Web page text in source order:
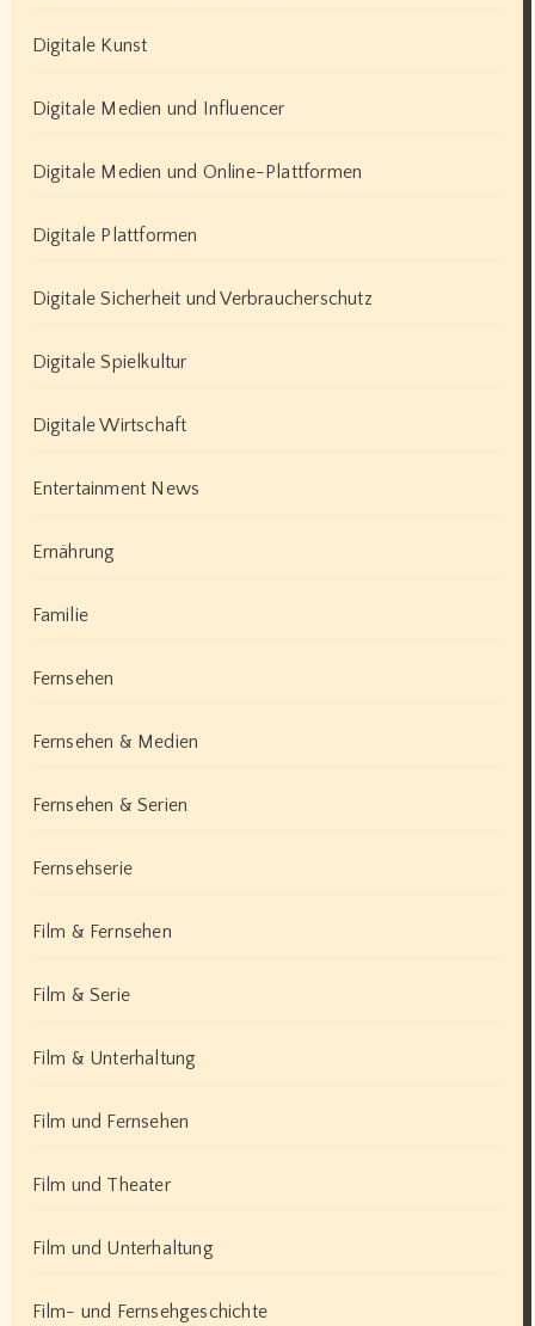
Digitale Kunst
Digitale Medien und Influencer
Digitale Medien und Online-Plattformen
Digitale Plattformen
Digitale Sicherheit und Verbraucherschutz
Digitale Spielkultur
Digitale Wirtschaft
Entertainment News
Ernährung
Familie
Fernsehen
Fernsehen & Medien
Fernsehen & Serien
Fernsehserie
Film & Fernsehen
Film & Serie
Film & Unterhaltung
Film und Fernsehen
Film und Theater
Film und Unterhaltung
Film- und Fernsehgeschichte